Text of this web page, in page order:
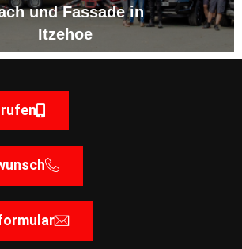
und Fassade in
Itzehoe